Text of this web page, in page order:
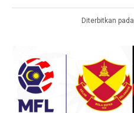
Diterbitkan pada